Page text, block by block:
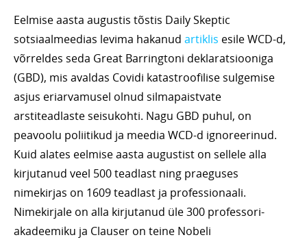
Eelmise aasta augustis tõstis Daily Skeptic
sotsiaalmeedias levima hakanud artiklis esile WCD-d,
võrreldes seda Great Barringtoni deklaratsiooniga
(GBD), mis avaldas Covidi katastroofilise sulgemise
asjus eriarvamusel olnud silmapaistvate
arstiteadlaste seisukohti. Nagu GBD puhul, on
peavoolu poliitikud ja meedia WCD-d ignoreerinud.
Kuid alates eelmise aasta augustist on sellele alla
kirjutanud veel 500 teadlast ning praeguses
nimekirjas on 1609 teadlast ja professionaali.
Nimekirjale on alla kirjutanud üle 300 professori-
akadeemiku ja Clauser on teine Nobeli